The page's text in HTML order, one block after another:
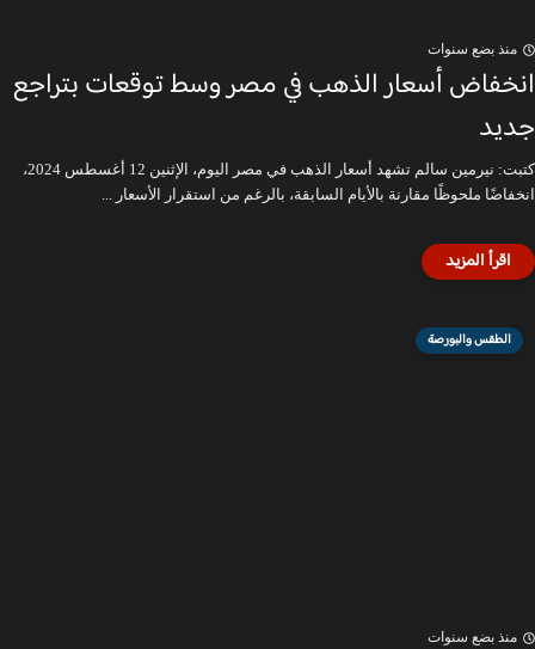
منذ بضع سنوات
انخفاض أسعار الذهب في مصر وسط توقعات بتراجع
جديد
كتبت: نيرمين سالم تشهد أسعار الذهب في مصر اليوم، الإثنين 12 أغسطس 2024،
انخفاضًا ملحوظًا مقارنة بالأيام السابقة، بالرغم من استقرار الأسعار ...
الطقس والبورصة
منذ بضع سنوات